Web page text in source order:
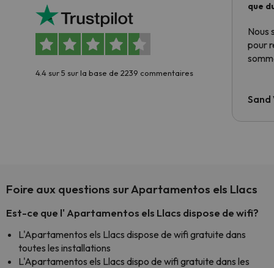
4.4 sur 5 sur la base de 2239 commentaires
que
Nous
pour
Sand
Foire aux questions sur Apartamentos els Llacs
Est-ce que l' Apartamentos els Llacs dispose de wifi?
L'Apartamentos els Llacs dispose de wifi gratuite dans
toutes les installations
L'Apartamentos els Llacs dispo de wifi gratuite dans les